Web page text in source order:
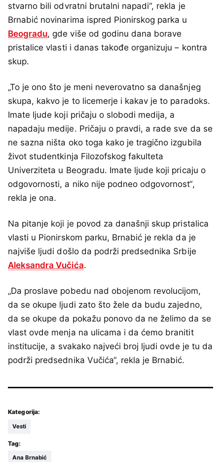
stvarno bili odvratni brutalni napadi“, rekla je
Brnabić novinarima ispred Pionirskog parka u
Beogradu, gde više od godinu dana borave
pristalice vlasti i danas takođe organizuju – kontra
skup.
„To je ono što je meni neverovatno sa današnjeg
skupa, kakvo je to licemerje i kakav je to paradoks.
Imate ljude koji pričaju o slobodi medija, a
napadaju medije. Pričaju o pravdi, a rade sve da se
ne sazna ništa oko toga kako je tragično izgubila
život studentkinja Filozofskog fakulteta
Univerziteta u Beogradu. Imate ljude koji pricaju o
odgovornosti, a niko nije podneo odgovornost“,
rekla je ona.
Na pitanje koji je povod za današnji skup pristalica
vlasti u Pionirskom parku, Brnabić je rekla da je
najviše ljudi došlo da podrži predsednika Srbije
Aleksandra Vučića.
„Da proslave pobedu nad obojenom revolucijom,
da se okupe ljudi zato što žele da budu zajedno,
da se okupe da pokažu ponovo da ne želimo da se
vlast ovde menja na ulicama i da ćemo branitit
institucije, a svakako najveći broj ljudi ovde je tu da
podrži predsednika Vučića“, rekla je Brnabić.
Kategorija:
Vesti
Tag:
Ana Brnabić